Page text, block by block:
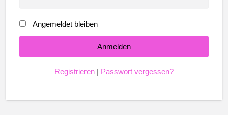
Angemeldet bleiben
Registrieren Passwort vergessen?